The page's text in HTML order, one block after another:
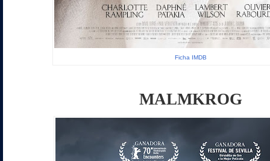
Ficha IMDB
MALMKROG